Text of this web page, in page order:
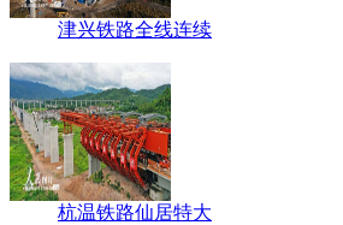
津兴铁路全线连续
杭温铁路仙居特大